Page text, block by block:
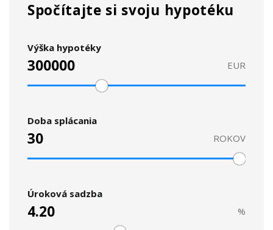
Spočítajte si svoju hypotéku
Výška hypotéky
EUR
Doba splácania
ROKOV
Úroková sadzba
%